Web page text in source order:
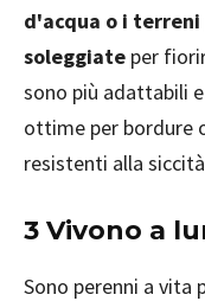
d'acqua o i
soleggiate per
sono più adattabili
ottime per bordure
resistenti alla
3 Vivono a
Sono perenni a vita